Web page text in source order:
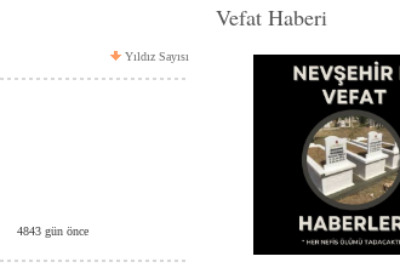
Yıldız Sayısı
4843 gün önce
Vefat Haberi